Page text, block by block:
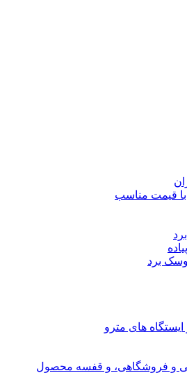
با قیمت مناسب
برد
های مترو
و فروشگاهی، و قفسه محصول